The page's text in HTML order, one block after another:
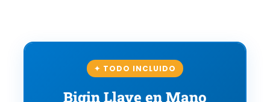
✦ TODO INCLUIDO
Bigin Llave en Mano